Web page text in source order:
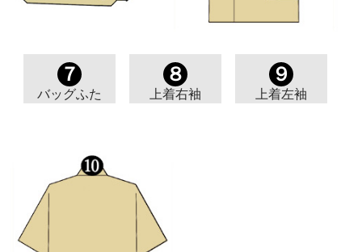
７
バッグふた
８
上着右袖
９
上着左袖